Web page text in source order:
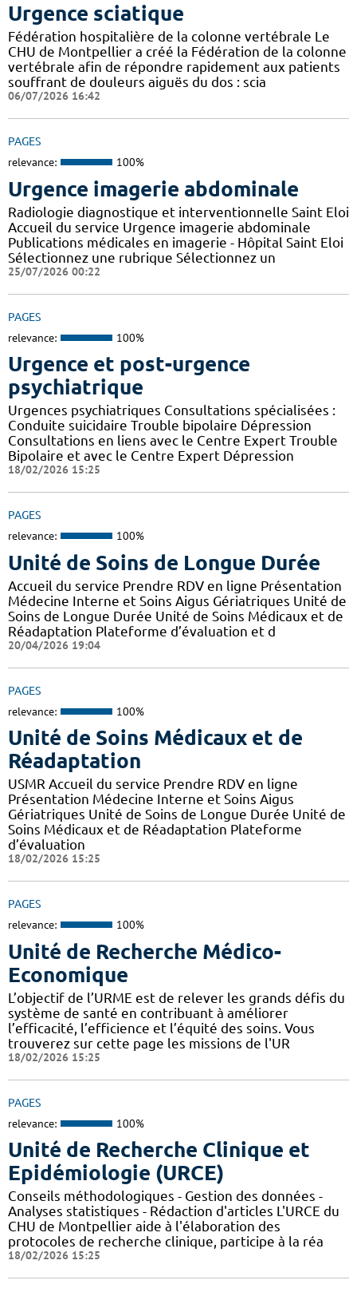
Urgence sciatique
Fédération hospitalière de la colonne vertébrale Le
CHU de Montpellier a créé la Fédération de la colonne
vertébrale afin de répondre rapidement aux patients
souffrant de douleurs aiguës du dos : scia
06/07/2026 16:42
PAGES
relevance: 100%
Urgence imagerie abdominale
Radiologie diagnostique et interventionnelle Saint Eloi
Accueil du service Urgence imagerie abdominale
Publications médicales en imagerie - Hôpital Saint Eloi
Sélectionnez une rubrique Sélectionnez un
25/07/2026 00:22
PAGES
relevance: 100%
Urgence et post-urgence
psychiatrique
Urgences psychiatriques Consultations spécialisées :
Conduite suicidaire Trouble bipolaire Dépression
Consultations en liens avec le Centre Expert Trouble
Bipolaire et avec le Centre Expert Dépression
18/02/2026 15:25
PAGES
relevance: 100%
Unité de Soins de Longue Durée
Accueil du service Prendre RDV en ligne Présentation
Médecine Interne et Soins Aigus Gériatriques Unité de
Soins de Longue Durée Unité de Soins Médicaux et de
Réadaptation Plateforme d’évaluation et d
20/04/2026 19:04
PAGES
relevance: 100%
Unité de Soins Médicaux et de
Réadaptation
USMR Accueil du service Prendre RDV en ligne
Présentation Médecine Interne et Soins Aigus
Gériatriques Unité de Soins de Longue Durée Unité de
Soins Médicaux et de Réadaptation Plateforme
d’évaluation
18/02/2026 15:25
PAGES
relevance: 100%
Unité de Recherche Médico-
Economique
L’objectif de l’URME est de relever les grands défis du
système de santé en contribuant à améliorer
l’efficacité, l’efficience et l’équité des soins. Vous
trouverez sur cette page les missions de l'UR
18/02/2026 15:25
PAGES
relevance: 100%
Unité de Recherche Clinique et
Epidémiologie (URCE)
Conseils méthodologiques - Gestion des données -
Analyses statistiques - Rédaction d'articles L'URCE du
CHU de Montpellier aide à l'élaboration des
protocoles de recherche clinique, participe à la réa
18/02/2026 15:25